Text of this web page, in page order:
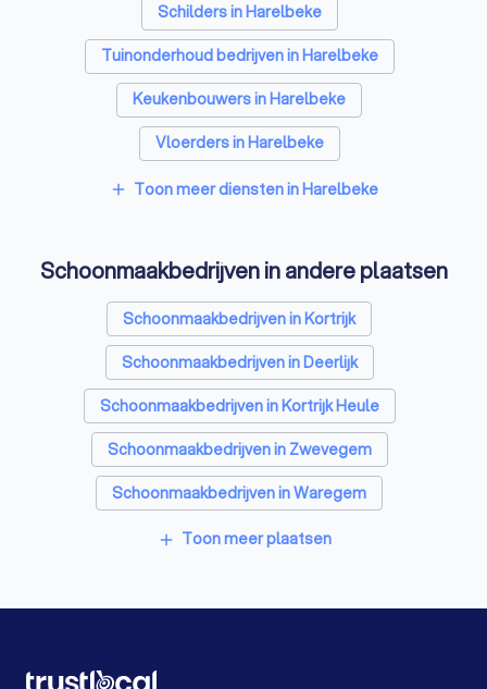
Schilders in Harelbeke
Tuinonderhoud bedrijven in Harelbeke
Keukenbouwers in Harelbeke
Vloerders in Harelbeke
add Toon meer diensten in Harelbeke
Schoonmaakbedrijven in andere plaatsen
Schoonmaakbedrijven in Kortrijk
Schoonmaakbedrijven in Deerlijk
Schoonmaakbedrijven in Kortrijk Heule
Schoonmaakbedrijven in Zwevegem
Schoonmaakbedrijven in Waregem
Schoonmaakbedrijven in Ledegem Sint-Eloois-Winkel
Schoonmaakbedrijven in Wevelgem
add Toon meer plaatsen